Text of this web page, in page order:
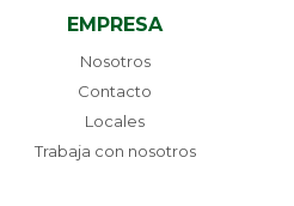
EMPRESA
Nosotros
Contacto
Locales
Trabaja con nosotros